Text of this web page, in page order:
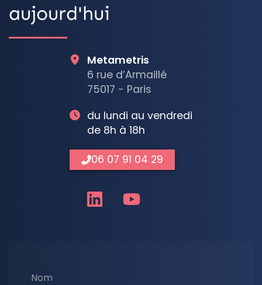
aujourd'hui
Nom
Metametris
6 rue d’Armaillé
75017 - Paris
du lundi au vendredi
de 8h à 18h
06 07 91 04 29